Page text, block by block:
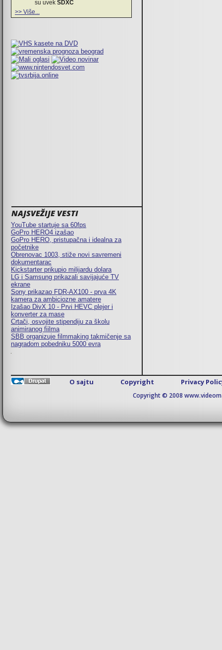
su uvek SDXC
>> Više...
NAJSVEŽIJE VESTI
YouTube startuje sa 60fps
GoPro HERO4 izašao
GoPro HERO, pristupačna i idealna za
početnike
Obrenovac 1003, stiže novi savremeni
dokumentarac
Kickstarter prikupio milijardu dolara
LG i Samsung prikazali savijajuće TV
ekrane
Sony prikazao FDR-AX100 - prva 4K
kamera za ambiciozne amatere
Izašao DivX 10 - Prvi HEVC plejer i
konverter za mase
Crtači, osvojite stipendiju za školu
animiranog fiilma
SBB organizuje filmmaking takmičenje sa
nagradom pobedniku 5000 evra
O sajtu Copyright Privacy
Copyright © 2008